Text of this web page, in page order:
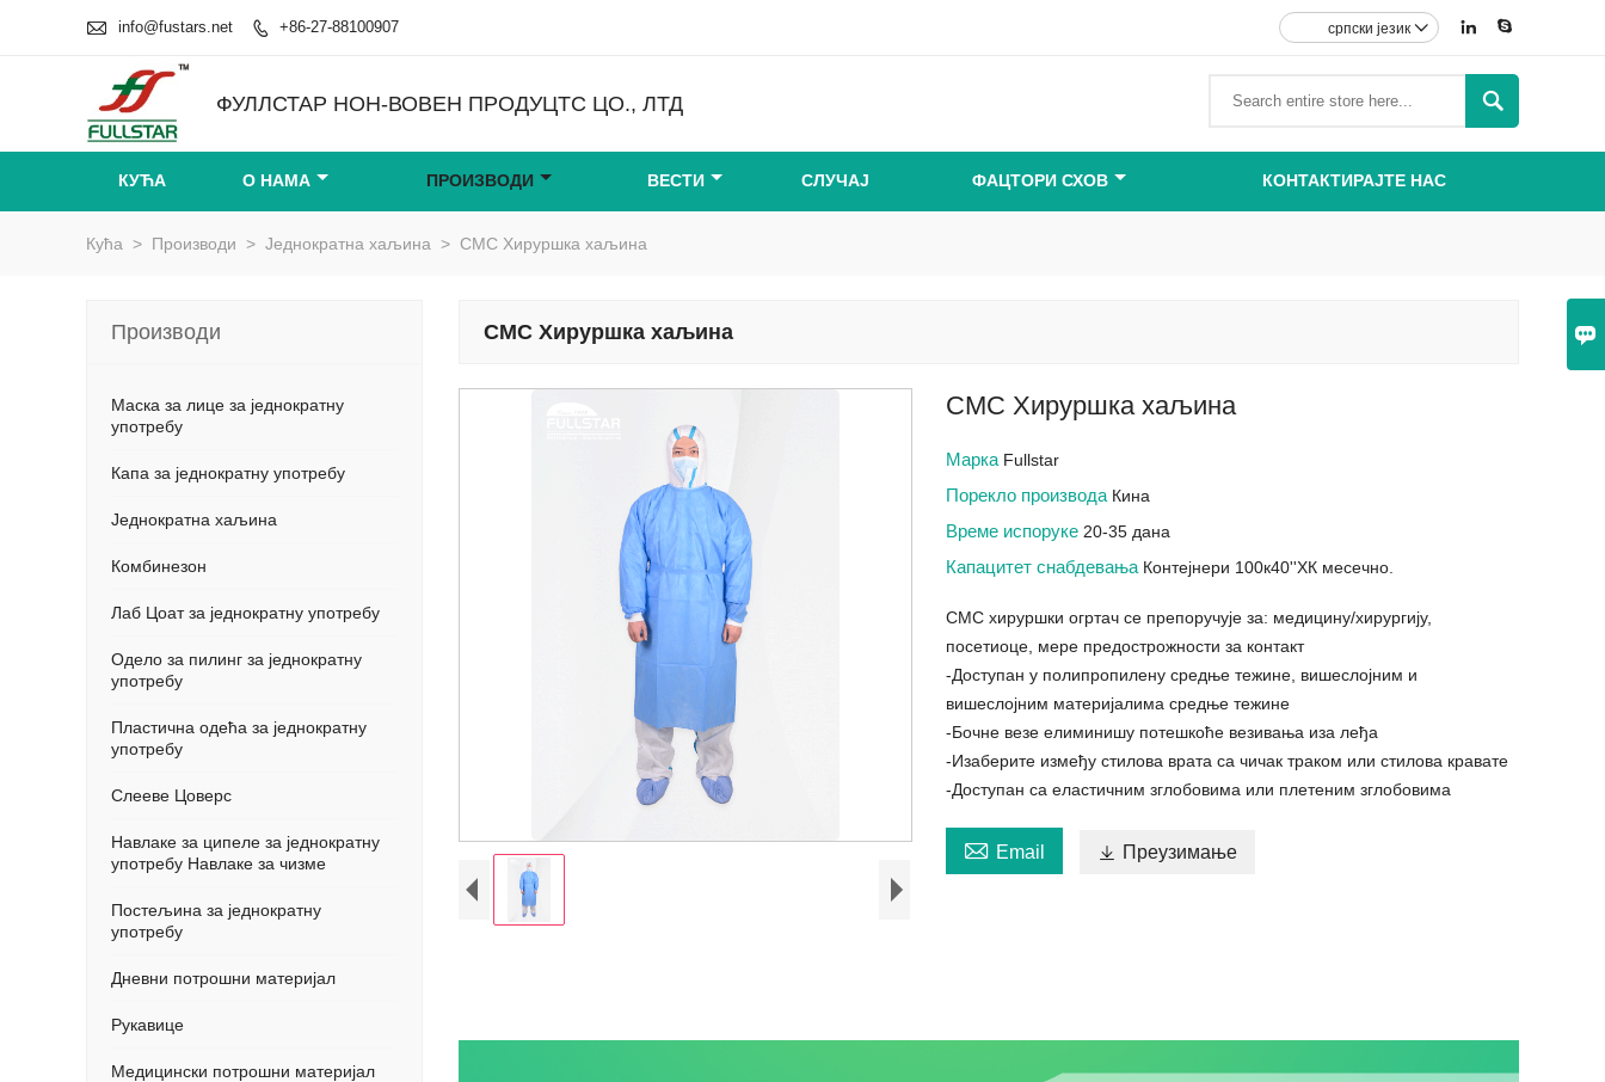

 info@fustars.net  +86-27-88100907  
српски језик 
ФУЛЛСТАР НОН-ВОВЕН ПРОДУЦТС ЦО., ЛТД 
КУЋА О НАМА ПРОИЗВОДИ ВЕСТИ СЛУЧАЈ ФАЦТОРИ СХОВ КОНТАКТИРАЈТЕ НАС
Кућа > Производи > Једнократна хаљина > СМС Хируршка хаљина
СМС Хируршка хаљина
СМС Хируршка хаљина
Марка Fullstar
Порекло производа Кина
Време испоруке 20-35 дана
Капацитет снабдевања Контејнери 100к40''ХК месечно.
СМС хируршки огртач се препоручује за: медицину/хирургију,
посетиоце, мере предострожности за контакт
-Доступан у полипропилену средње тежине, вишеслојним и
вишеслојним материјалима средње тежине
-Бочне везе елиминишу потешкоће везивања иза леђа
-Изаберите између стилова врата са чичак траком или стилова кравате
-Доступан са еластичним зглобовима или плетеним зглобовима
 Email  Преузимање
Производи
Маска за лице за једнократну
употребу
Капа за једнократну употребу
Једнократна хаљина
Комбинезон
Лаб Цоат за једнократну употребу
Одело за пилинг за једнократну
употребу
Пластична одећа за једнократну
употребу
Слееве Цоверс
Навлаке за ципеле за једнократну
употребу Навлаке за чизме
Постељина за једнократну
употребу
Дневни потрошни материјал
Рукавице
Медицински потрошни материјал